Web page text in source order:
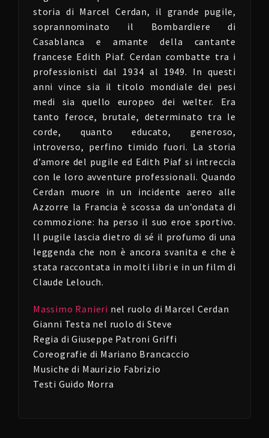
storia di Marcel Cerdan, il grande pugile,
soprannominato il Bombardiere di
Casablanca e amante della cantante
francese Edith Piaf. Cerdan combatte tra i
professionisti dal 1934 al 1949. In questi
anni vince sia il titolo mondiale dei pesi
medi sia quello europeo dei welter. Era
tanto feroce, brutale, determinato tra le
corde, quanto educato, generoso,
introverso, perfino timido fuori. La storia
d’amore del pugile ed Edith Piaf si intreccia
con le loro avventure professionali. Quando
Cerdan muore in un incidente aereo alle
Azzorre la Francia è scossa da un’ondata di
commozione: ha perso il suo eroe sportivo.
Il pugile lascia dietro di sé il profumo di una
leggenda che non è ancora svanita e che è
stata raccontata in molti libri e in un film di
Claude Lelouch.
Massimo Ranieri nel ruolo di Marcel Cerdan
Gianni Testa nel ruolo di Steve
Regia di Giuseppe Patroni Griffi
Coreografie di Mariano Brancaccio
Musiche di Maurizio Fabrizio
Testi Guido Morra